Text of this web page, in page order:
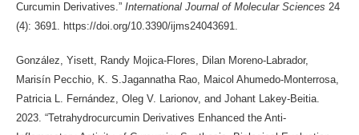
Curcumin Derivatives.” International Journal of Molecular Sciences 24
(4): 3691. https://doi.org/10.3390/ijms24043691.
González, Yisett, Randy Mojica-Flores, Dilan Moreno-Labrador,
Marisín Pecchio, K. S.Jagannatha Rao, Maicol Ahumedo-Monterrosa,
Patricia L. Fernández, Oleg V. Larionov, and Johant Lakey-Beitia.
2023. “Tetrahydrocurcumin Derivatives Enhanced the Anti-